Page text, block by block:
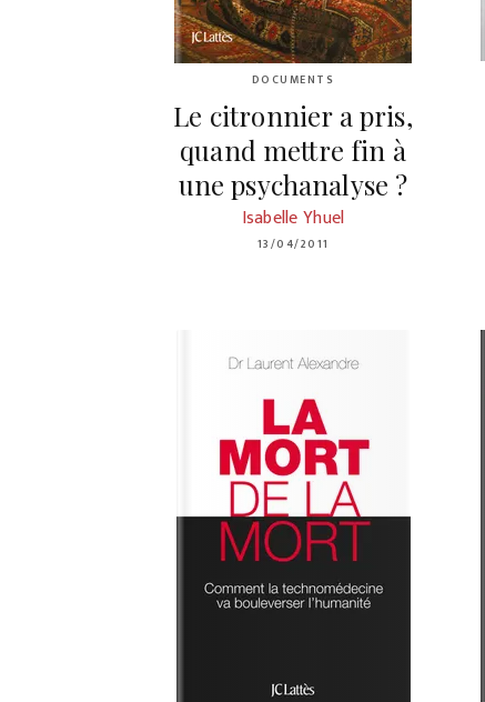
DOCUMENTS
Le citronnier a pris,
quand mettre fin à
une psychanalyse ?
Isabelle Yhuel
13/04/2011